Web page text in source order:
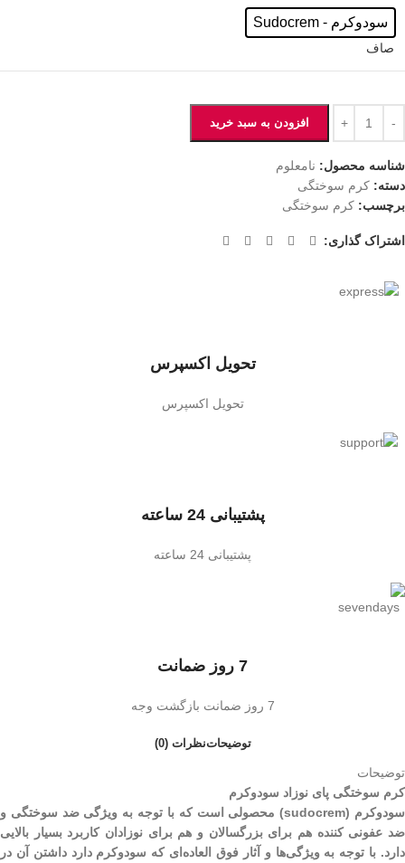
سودوکرم - Sudocrem
صاف
افزودن به سبد خرید
شناسه محصول: نامعلوم
دسته: کرم سوختگی
برچسب: کرم سوختگی
اشتراک گذاری:
تحویل اکسپرس
تحویل اکسپرس
پشتیبانی 24 ساعته
پشتیبانی 24 ساعته
7 روز ضمانت
7 روز ضمانت بازگشت وجه
توضیحاتنظرات (0)
توضیحات
کرم سوختگی پای نوزاد سودوکرم
سودوکرم (sudocrem) محصولی است که با توجه به ویژگی ضد سوختگی و
ضد عفونی کننده هم برای بزرگسالان و هم برای نوزادان کاربرد بسیار بالایی
دارد. با توجه به ویژگی‌ها و آثار فوق العاده‌ای که سودوکرم دارد داشتن آن در